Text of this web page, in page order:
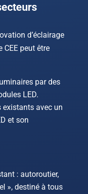
d’éclairage
CEE peut être
par des
LED.
existants avec un
et son
: autoroutier,
», destiné à tous